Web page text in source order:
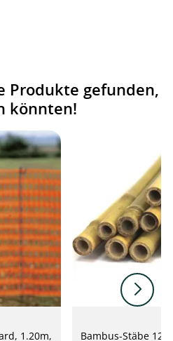
Produkte gefunden,
könnten!
1.20m, Bambus-Stäbe